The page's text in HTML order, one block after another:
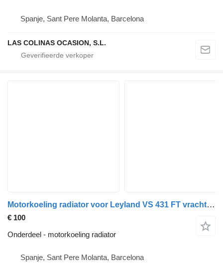
Spanje, Sant Pere Molanta, Barcelona
LAS COLINAS OCASION, S.L.
Motorkoeling radiator voor Leyland VS 431 FT vrachtwagen
€ 100
Onderdeel - motorkoeling radiator
Spanje, Sant Pere Molanta, Barcelona